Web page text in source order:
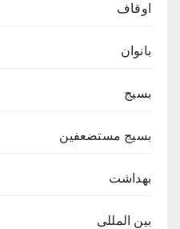
اوقاف
بانوان
بسیج
بسیج مستضعفین
بهداشت
بین المللی